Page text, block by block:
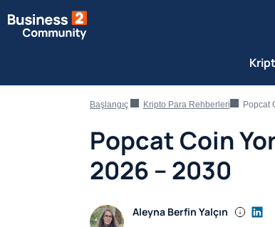
Başlangıç Kripto Para Rehberleri Popcat
Popcat Coin
2026 – 2030
Aleyna Berfin Yalçın